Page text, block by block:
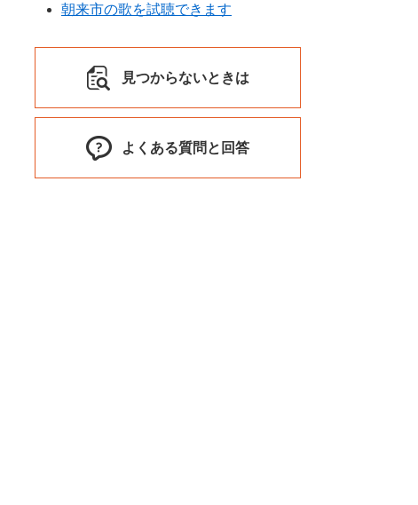
朝来市の歌を試聴できます
見つからないときは
よくある質問と回答